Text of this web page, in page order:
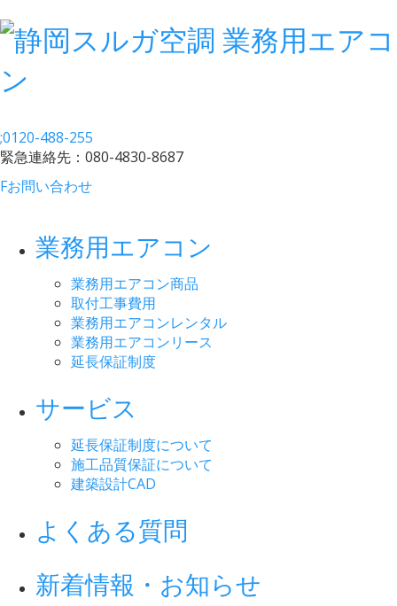
;0120-488-255
緊急連絡先： 080-4830-8687
Fお問い合わせ
業務用エアコン
業務用エアコン商品
取付工事費用
業務用エアコンレンタル
業務用エアコンリース
延長保証制度
サービス
延長保証制度について
施工品質保証について
建築設計CAD
よくある質問
新着情報・お知らせ